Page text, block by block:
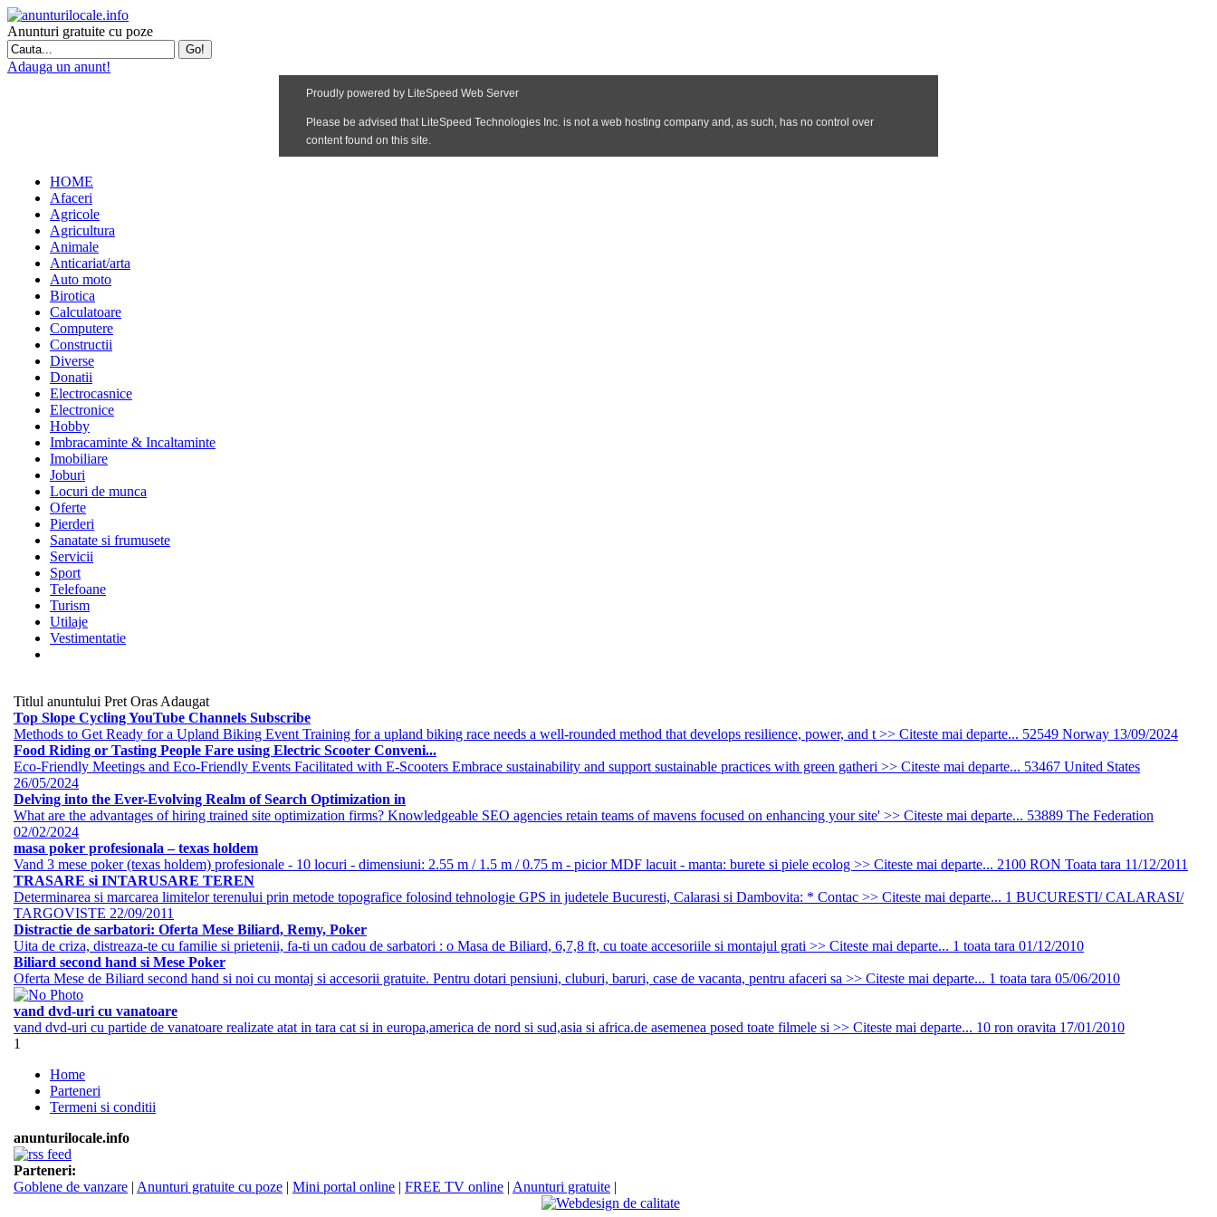
Anunturi gratuite cu poze
Adauga un anunt!
HOME
Afaceri
Agricole
Agricultura
Animale
Anticariat/arta
Auto moto
Birotica
Calculatoare
Computere
Constructii
Diverse
Donatii
Electrocasnice
Electronice
Hobby
Imbracaminte & Incaltaminte
Imobiliare
Joburi
Locuri de munca
Oferte
Pierderi
Sanatate si frumusete
Servicii
Sport
Telefoane
Turism
Utilaje
Vestimentatie
Titlul anuntului Pret Oras Adaugat
Top Slope Cycling YouTube Channels Subscribe
Methods to Get Ready for a Upland Biking Event Training for a upland biking race needs a well-rounded method that develops resilience, power, and t >> Citeste mai departe... 52549 Norway 13/09/2024
Food Riding or Tasting People Fare using Electric Scooter Conveni...
Eco-Friendly Meetings and Eco-Friendly Events Facilitated with E-Scooters Embrace sustainability and support sustainable practices with green gatheri >> Citeste mai departe... 53467 United States
26/05/2024
Delving into the Ever-Evolving Realm of Search Optimization in
What are the advantages of hiring trained site optimization firms? Knowledgeable SEO agencies retain teams of mavens focused on enhancing your site' >> Citeste mai departe... 53889 The Federation
02/02/2024
masa poker profesionala – texas holdem
Vand 3 mese poker (texas holdem) profesionale - 10 locuri - dimensiuni: 2.55 m / 1.5 m / 0.75 m - picior MDF lacuit - manta: burete si piele ecolog >> Citeste mai departe... 2100 RON Toata tara 11/12/2011
TRASARE si INTARUSARE TEREN
Determinarea si marcarea limitelor terenului prin metode topografice folosind tehnologie GPS in judetele Bucuresti, Calarasi si Dambovita: * Contac >> Citeste mai departe... 1 BUCURESTI/ CALARASI/
TARGOVISTE 22/09/2011
Distractie de sarbatori: Oferta Mese Biliard, Remy, Poker
Uita de criza, distreaza-te cu familie si prietenii, fa-ti un cadou de sarbatori : o Masa de Biliard, 6,7,8 ft, cu toate accesoriile si montajul grati >> Citeste mai departe... 1 toata tara 01/12/2010
Biliard second hand si Mese Poker
Oferta Mese de Biliard second hand si noi cu montaj si accesorii gratuite. Pentru dotari pensiuni, cluburi, baruri, case de vacanta, pentru afaceri sa >> Citeste mai departe... 1 toata tara 05/06/2010
vand dvd-uri cu vanatoare
vand dvd-uri cu partide de vanatoare realizate atat in tara cat si in europa,america de nord si sud,asia si africa.de asemenea posed toate filmele si >> Citeste mai departe... 10 ron oravita 17/01/2010
1
Home
Parteneri
Termeni si conditii
anunturilocale.info
Parteneri:
Goblene de vanzare | Anunturi gratuite cu poze | Mini portal online | FREE TV online | Anunturi gratuite |